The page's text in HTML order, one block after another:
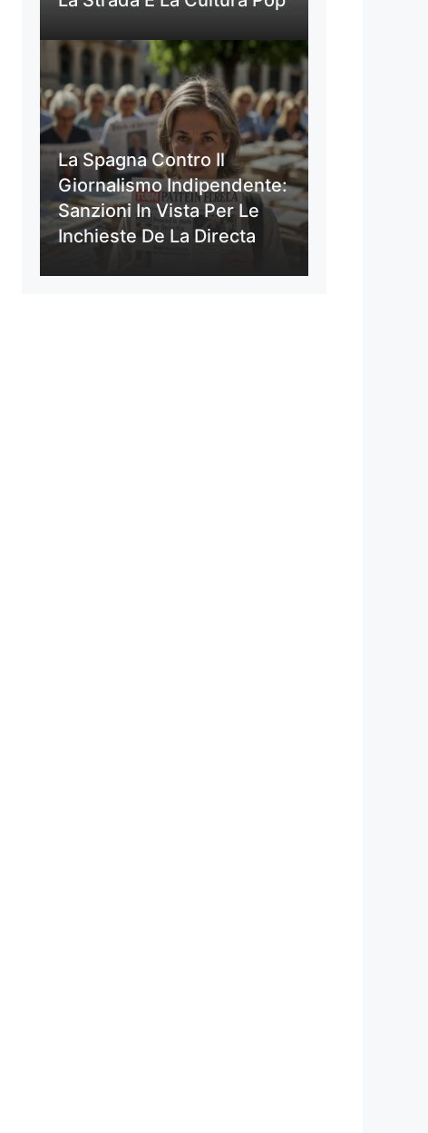
La Spagna Contro Il
Giornalismo Indipendente:
Sanzioni In Vista Per Le
Inchieste De La Directa